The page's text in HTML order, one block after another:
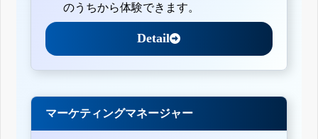
のうちから体験できます。
Detail
マーケティングマネージャー